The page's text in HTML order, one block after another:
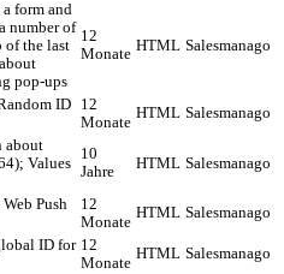
form and
number of
of the last
pop-ups
12
Monate HTML Salesmanago
ID
12
Monate
HTML Salesmanago
about
Values
10
Jahre
HTML Salesmanago
Push
12
Monate
HTML Salesmanago
ID for 12
Monate
HTML Salesmanago